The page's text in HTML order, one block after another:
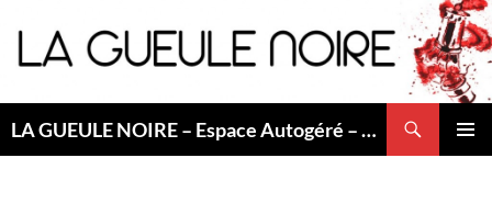
au
contenu
LA GUEULE NOIRE – Espace Autogéré – Saint Etienne